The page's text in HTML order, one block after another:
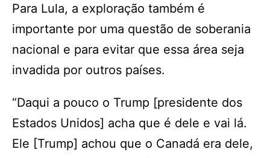
Para Lula, a exploração também é
importante por uma questão de soberania
nacional e para evitar que essa área seja
invadida por outros países.
“Daqui a pouco o Trump [presidente dos
Estados Unidos] acha que é dele e vai lá.
Ele [Trump] achou que o Canadá era dele,